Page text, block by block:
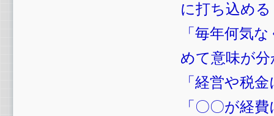
に打ち込め
「毎年何気
めて意味が
「経営や税
「〇〇が経